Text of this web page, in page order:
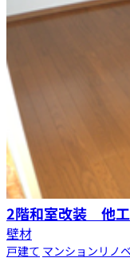
オーナー向け会員サービ
2階和室改装 他
壁材
戸建て マンション リノベ